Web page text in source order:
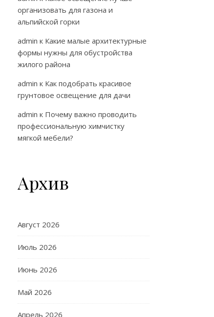
организовать для газона и
альпийской горки
admin к Какие малые архитектурные
формы нужны для обустройства
жилого района
admin к Как подобрать красивое
грунтовое освещение для дачи
admin к Почему важно проводить
профессиональную химчистку
мягкой мебели?
Архив
Август 2026
Июль 2026
Июнь 2026
Май 2026
Апрель 2026